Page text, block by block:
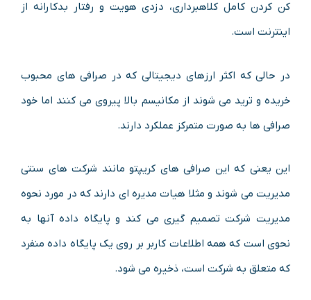
کن کردن کامل کلاهبرداری، دزدی هویت و رفتار بدکارانه از
اینترنت است.
در حالی که اکثر ارزهای دیجیتالی که در صرافی های محبوب
خریده و ترید می شوند از مکانیسم بالا پیروی می کنند اما خود
صرافی ها به صورت متمرکز عملکرد دارند.
این یعنی که این صرافی های کریپتو مانند شرکت های سنتی
مدیریت می شوند و مثلا هیات مدیره ای دارند که در مورد نحوه
مدیریت شرکت تصمیم گیری می کند و پایگاه داده آنها به
نحوی است که همه اطلاعات کاربر بر روی یک پایگاه داده منفرد
که متعلق به شرکت است، ذخیره می شود.